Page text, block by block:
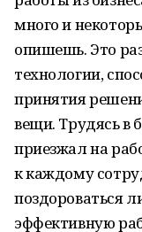
много и
опишешь. Это
технологии,
принятия
вещи. Трудясь в
приезжал на
к каждому
поздороваться
эффективную